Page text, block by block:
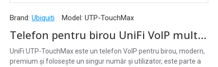
Brand: Ubiquiti Model: UTP-TouchMax
Telefon pentru birou UniFi VoIP multi-touch Bluetooth NFC WiFi Cameră PoE+, UTP-TouchMax
UniFi UTP-TouchMax este un telefon VoIP pentru birou, modern,
premium și folosește un singur număr și utilizator, este parte a